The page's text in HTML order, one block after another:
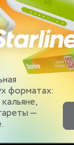
форматах:
—